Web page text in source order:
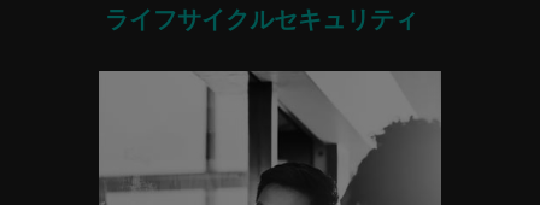
ライフサイクルセキュリティ